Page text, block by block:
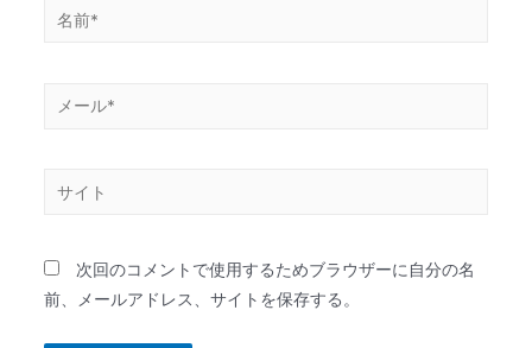
次回のコメントで使用するためブラウザーに自分の名
前、メールアドレス、サイトを保存する。